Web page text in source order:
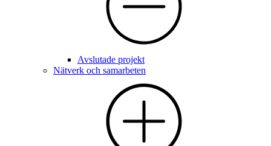
Avslutade projekt
Nätverk och samarbeten